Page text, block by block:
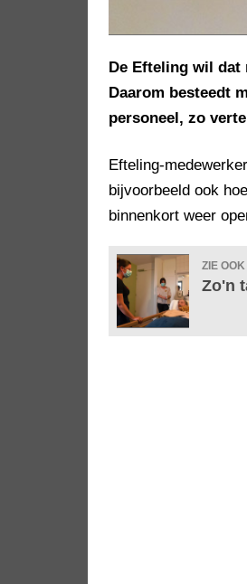
De Efteling wil
Daarom besteedt
personeel, zo
Efteling-
bijvoorbeeld ook
binnenkort weer
ZIE OOK
Zo'n